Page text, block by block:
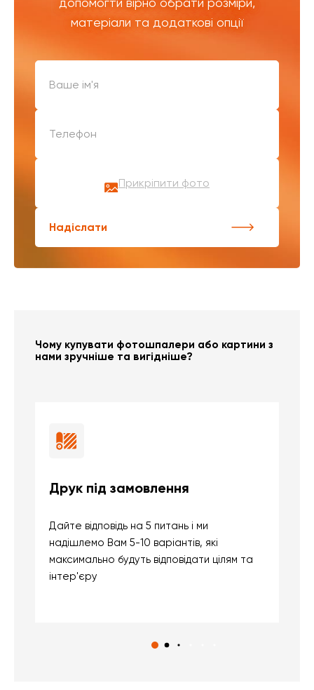
матеріали та додаткові опції
Прикріпити фото
Надіслати
Чому купувати фотошпалери або картини з
нами зручніше та вигідніше?
Друк під замовлення
Дайте відповідь на 5 питань і ми
надішлемо Вам 5-10 варіантів, які
максимально будуть відповідати цілям та
інтер'єру